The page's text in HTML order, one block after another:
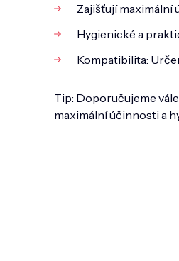
Zajišťují maximální
Hygienické a
Kompatibilita:
Tip: Doporučujeme
maximální účinnosti a